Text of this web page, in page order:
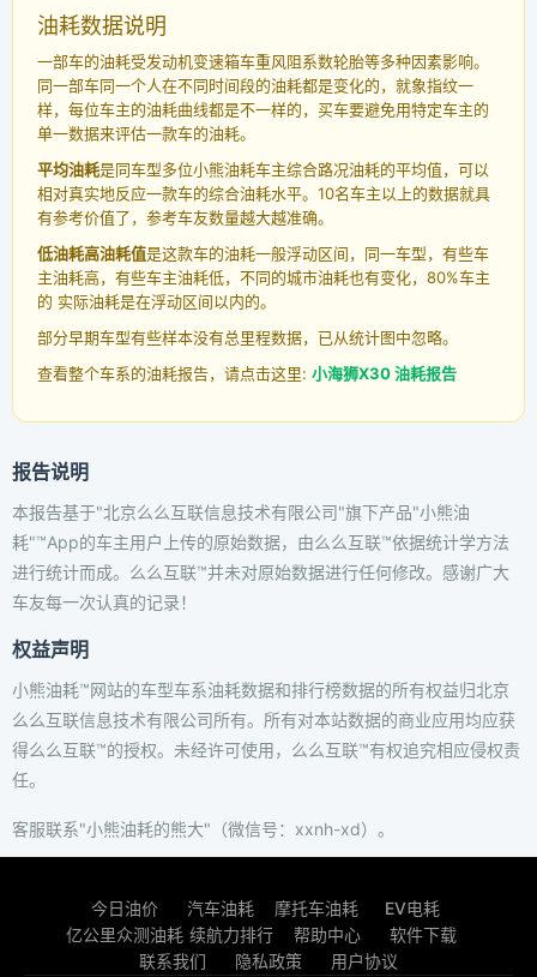
油耗数据说明
一部车的油耗受发动机变速箱车重风阻系数轮胎等多种因素影响。
同一部车同一个人在不同时间段的油耗都是变化的，就象指纹一
样，每位车主的油耗曲线都是不一样的，买车要避免用特定车主的
单一数据来评估一款车的油耗。
平均油耗是同车型多位小熊油耗车主综合路况油耗的平均值，可以
相对真实地反应一款车的综合油耗水平。10名车主以上的数据就具
有参考价值了，参考车友数量越大越准确。
低油耗高油耗值是这款车的油耗一般浮动区间，同一车型，有些车
主油耗高，有些车主油耗低，不同的城市油耗也有变化，80%车主
的 实际油耗是在浮动区间以内的。
部分早期车型有些样本没有总里程数据，已从统计图中忽略。
查看整个车系的油耗报告，请点击这里: 小海狮X30 油耗报告
报告说明
本报告基于"北京么么互联信息技术有限公司"旗下产品"小熊油
耗"™App的车主用户上传的原始数据，由么么互联™依据统计学方法
进行统计而成。么么互联™并未对原始数据进行任何修改。感谢广大
车友每一次认真的记录！
权益声明
小熊油耗™网站的车型车系油耗数据和排行榜数据的所有权益归北京
么么互联信息技术有限公司所有。所有对本站数据的商业应用均应获
得么么互联™的授权。未经许可使用，么么互联™有权追究相应侵权责
任。
客服联系"小熊油耗的熊大"（微信号：xxnh-xd）。
今日油价 汽车油耗 摩托车油耗
EV电耗
亿公里众测油耗 续航力排行 帮助中心
软件下载
联系我们
隐私政策 用户协议